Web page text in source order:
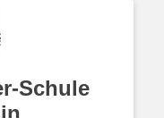
Schule